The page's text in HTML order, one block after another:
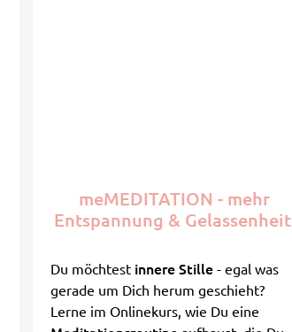
meMEDITATION - mehr
Entspannung & Gelassenheit
Du möchtest innere Stille - egal was
gerade um Dich herum geschieht?
Lerne im Onlinekurs, wie Du eine